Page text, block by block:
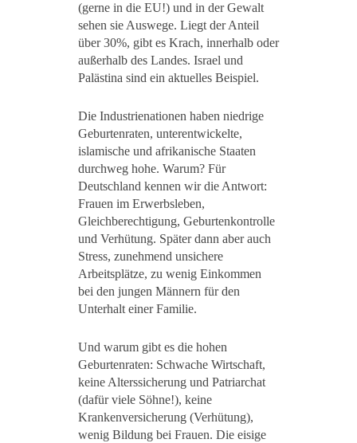
(gerne in die EU!) und in der Gewalt
sehen sie Auswege. Liegt der Anteil
über 30%, gibt es Krach, innerhalb oder
außerhalb des Landes. Israel und
Palästina sind ein aktuelles Beispiel.
Die Industrienationen haben niedrige
Geburtenraten, unterentwickelte,
islamische und afrikanische Staaten
durchweg hohe. Warum? Für
Deutschland kennen wir die Antwort:
Frauen im Erwerbsleben,
Gleichberechtigung, Geburtenkontrolle
und Verhütung. Später dann aber auch
Stress, zunehmend unsichere
Arbeitsplätze, zu wenig Einkommen
bei den jungen Männern für den
Unterhalt einer Familie.
Und warum gibt es die hohen
Geburtenraten: Schwache Wirtschaft,
keine Alterssicherung und Patriarchat
(dafür viele Söhne!), keine
Krankenversicherung (Verhütung),
wenig Bildung bei Frauen. Die eisige